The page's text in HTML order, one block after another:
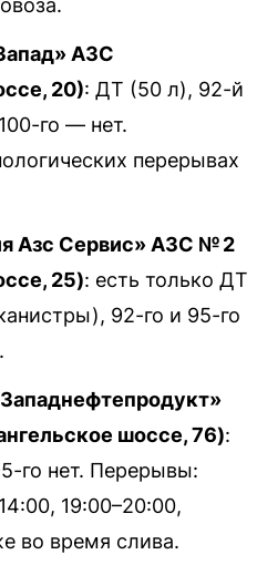
АЗС
20): ДТ (50 л), 92-й
го — нет.
перерывах
Азс Сервис» АЗС № 2
25): есть только ДТ
92-го и 95-го
шоссе, 76):
го нет. Перерывы:
19:00–20:00,
во время слива.